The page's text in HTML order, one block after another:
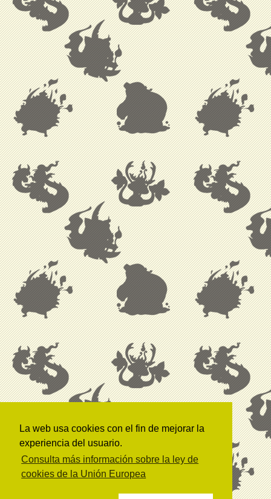
La web usa cookies con el fin de mejorar la
experiencia del usuario.
Consulta más información sobre la ley de
cookies de la Unión Europea